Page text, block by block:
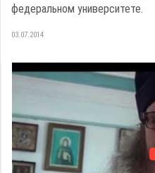
федеральном университете.
03.07.2014